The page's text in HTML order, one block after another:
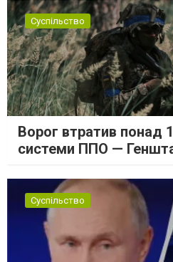
Суспільство
Ворог втратив понад
системи ППО —
Суспільство